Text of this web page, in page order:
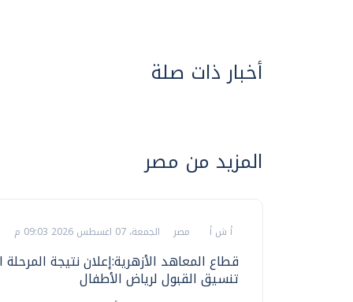
أخبار ذات صلة
المزيد من مصر
أ ش أ مصر الجمعة، 07 اغسطس 2026 09:03 م
قطاع المعاهد الأزهرية:إعلان نتيجة
تنسيق القبول لرياض الأطفال